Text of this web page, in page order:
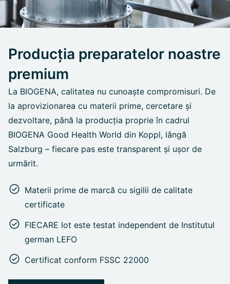
Producția preparatelor noastre
premium
La BIOGENA, calitatea nu cunoaște compromisuri. De
la aprovizionarea cu materii prime, cercetare și
dezvoltare, până la producția proprie în cadrul
BIOGENA Good Health World din Koppl, lângă
Salzburg – fiecare pas este transparent și ușor de
urmărit.
Materii prime de marcă cu sigilii de calitate
certificate
FIECARE lot este testat independent de Institutul
german LEFO
Certificat conform FSSC 22000